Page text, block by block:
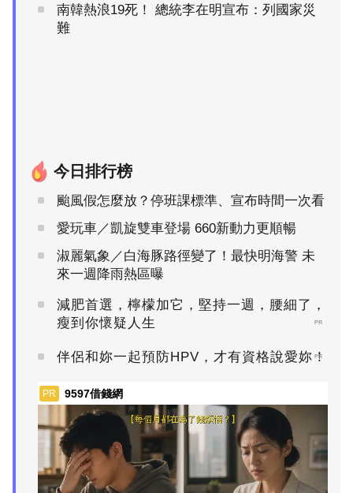
南韓熱浪19死！ 總統李在明宣布：列國家災
難
今日排行榜
颱風假怎麼放？停班課標準、宣布時間一次看
愛玩車／凱旋雙車登場 660新動力更順暢
淑麗氣象／白海豚路徑變了！最快明海警 未
來一週降雨熱區曝
減肥首選，檸檬加它，堅持一週，腰細了，
瘦到你懷疑人生
PR
伴侶和妳一起預防HPV，才有資格說愛妳！
PR
PR 9597借錢網